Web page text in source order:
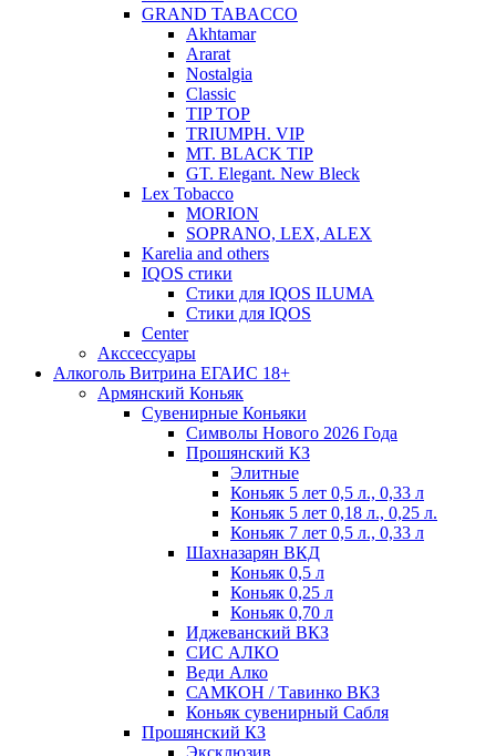
GRAND TABACCO
Akhtamar
Ararat
Nostalgia
Classic
TIP TOP
TRIUMPH. VIP
MT. BLACK TIP
GT. Elegant. New Bleck
Lex Tobacco
MORION
SOPRANO, LEX, ALEX
Karelia and others
IQOS стики
Стики для IQOS ILUMA
Стики для IQOS
Сenter
Акссессуары
Алкоголь Витрина ЕГАИС 18+
Армянский Коньяк
Сувенирные Коньяки
Символы Нового 2026 Года
Прошянский КЗ
Элитные
Коньяк 5 лет 0,5 л., 0,33 л
Коньяк 5 лет 0,18 л., 0,25 л.
Коньяк 7 лет 0,5 л., 0,33 л
Шахназарян ВКД
Коньяк 0,5 л
Коньяк 0,25 л
Коньяк 0,70 л
Иджеванский ВКЗ
СИС АЛКО
Веди Алко
САМКОН / Тавинко ВКЗ
Коньяк сувенирный Сабля
Прошянский КЗ
Эксклюзив